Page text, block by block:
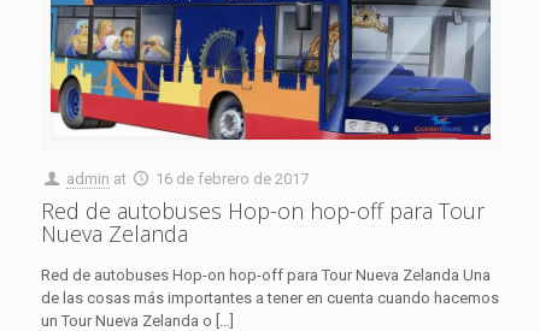
admin at 16 de febrero de 2017
Red de autobuses Hop-on hop-off para Tour
Nueva Zelanda
Red de autobuses Hop-on hop-off para Tour Nueva Zelanda Una
de las cosas más importantes a tener en cuenta cuando hacemos
un Tour Nueva Zelanda o […]